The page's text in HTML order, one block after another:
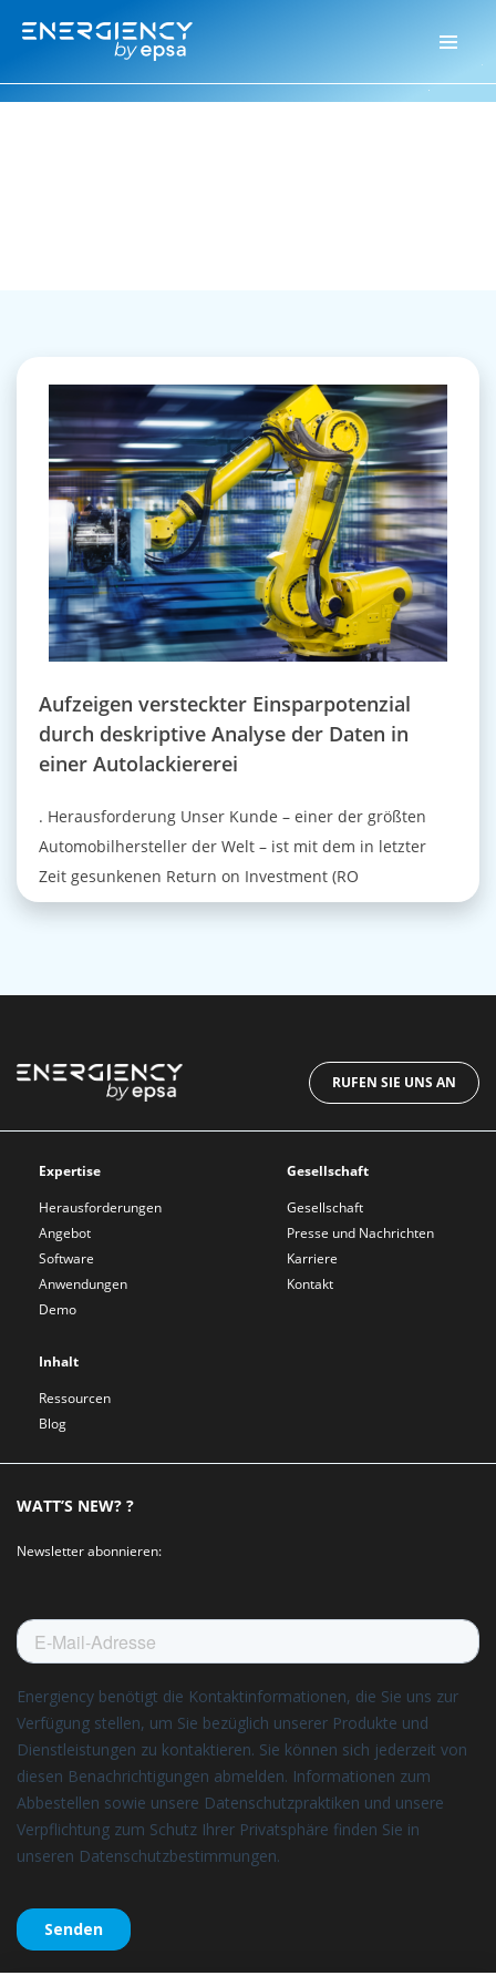
Aufzeigen versteckter Einsparpotenzial
durch deskriptive Analyse der Daten in
einer Autolackiererei
. Herausforderung Unser Kunde – einer der größten
Automobilhersteller der Welt – ist mit dem in letzter
Zeit gesunkenen Return on Investment (RO
RUFEN SIE UNS AN
Expertise
Herausforderungen
Angebot
Software
Anwendungen
Demo
Gesellschaft
Gesellschaft
Presse und Nachrichten
Karriere
Kontakt
Inhalt
Ressourcen
Blog
WATT’S NEW? ?
Newsletter abonnieren: